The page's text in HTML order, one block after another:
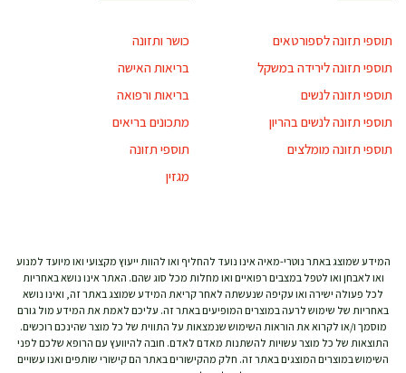
תוספי תזונה לספורטאים
תוספי תזונה לירידה במשקל
תוספי תזונה לנשים
תוספי תזונה לנשים בהריון
תוספי תזונה מומלצים
כושר ותזונה
בריאות האישה
בריאות ורפואה
מתכונים בריאים
תוספי תזונה
מגזין
המידע שמוצג באתר נוטרי-מאיה אינו נועד להחליף ואו להוות ייעוץ מקצועי ואו מיועד למנוע
ואו לאבחן ואו לטפל במצבים רפואיים ואו מחלות מכל סוג שהם. האתר אינו נושא באחריות
לכל פעולה ישירה ואו עקיפה שנעשתה לאחר קריאת המידע שמוצג באתר זה, ואינו נושא
באחריות של שימוש לרעה במוצרים המופיעים באתר זה. עליכם לאמת את המידע מול גורם
מוסמך ו/או לקרוא את הוראות השימוש שנמצאות על התווית של כל מוצר שהינכם רוכשים.
התוצאות של כל מוצר עשויות להשתנות מאדם לאדם. חובה להיוועץ עם הרופא שלכם לפני
השימוש במוצרים המוצגים באתר זה. חלק מהקישורים באתר הם קישורי שותפים ואנו עשויים